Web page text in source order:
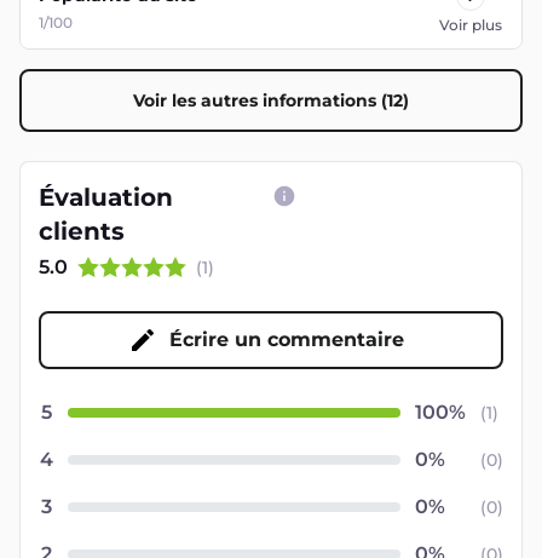
1/100 Voir plus
Voir les autres informations (12)
Évaluation
clients
5.0 (1)
Écrire un commentaire
5 (1)
4 (0)
3 (0)